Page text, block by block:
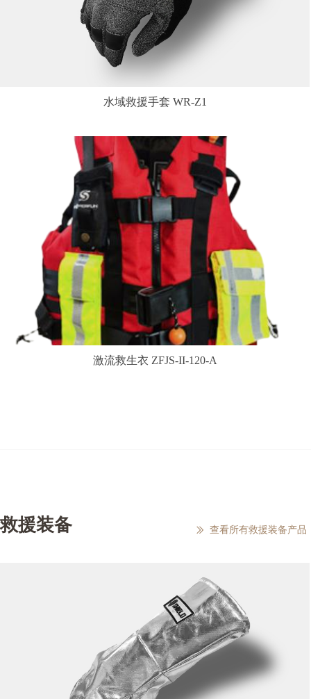
水域救援手套 WR-Z1
激流救生衣 ZFJS-II-120-A
救援装备 ꅀ 查看所有救援装备产品